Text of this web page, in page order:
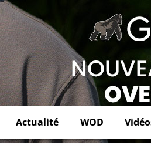
Actualité WOD